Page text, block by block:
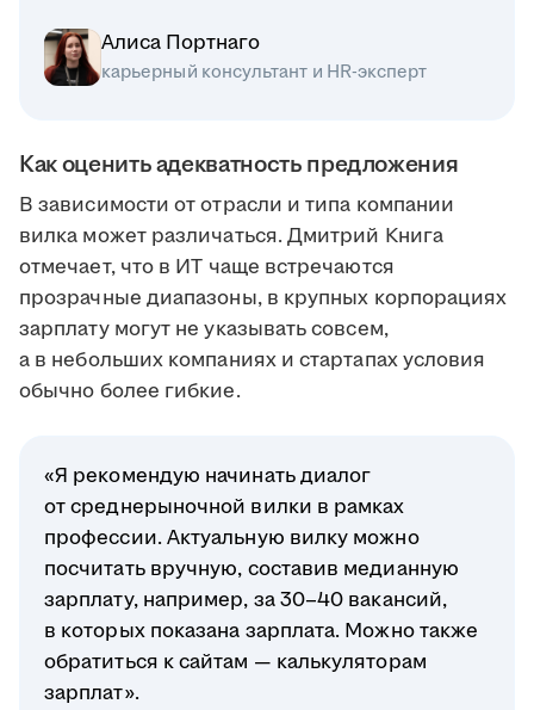
Алиса Портнаго
карьерный консультант и HR-эксперт
Как оценить адекватность предложения
В зависимости от отрасли и типа компании
вилка может различаться. Дмитрий Книга
отмечает, что в ИТ чаще встречаются
прозрачные диапазоны, в крупных корпорациях
зарплату могут не указывать совсем,
а в небольших компаниях и стартапах условия
обычно более гибкие.
«Я рекомендую начинать диалог
от среднерыночной вилки в рамках
профессии. Актуальную вилку можно
посчитать вручную, составив медианную
зарплату, например, за 30–40 вакансий,
в которых показана зарплата. Можно также
обратиться к сайтам — калькуляторам
зарплат».